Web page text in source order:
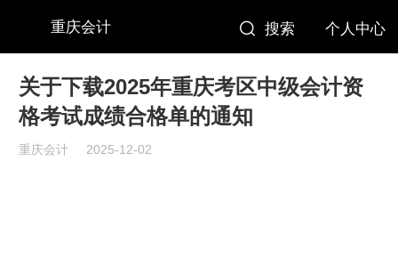
重庆会计 搜索 个人中心
关于下载2025年重庆考区中级会计资
格考试成绩合格单的通知
重庆会计 2025-12-02